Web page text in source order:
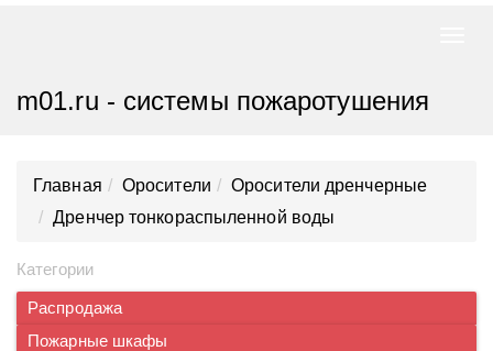
m01.ru - системы пожаротушения
Главная Оросители
Оросители дренчерные
Дренчер тонкораспыленной воды
Категории
Распродажа
Пожарные шкафы